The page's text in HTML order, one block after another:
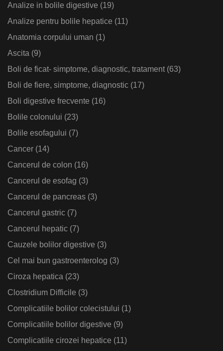
Analize in bolile digestive (19)
Analize pentru bolile hepatice (11)
Anatomia corpului uman (1)
Ascita (9)
Boli de ficat- simptome, diagnostic, tratament(63)
Boli de fiere, simptome, diagnostic (17)
Boli digestive frecvente (16)
Bolile colonului (23)
Bolile esofagului (7)
Cancer (14)
Cancerul de colon (16)
Cancerul de esofag (3)
Cancerul de pancreas (3)
Cancerul gastric (7)
Cancerul hepatic (7)
Cauzele bolilor digestive (3)
Cel mai bun gastroenterolog (3)
Ciroza hepatica (23)
Clostridium Difficile (3)
Complicatiile bolilor colecistului (1)
Complicatiile bolilor digestive (9)
Complicatiile cirozei hepatice (11)